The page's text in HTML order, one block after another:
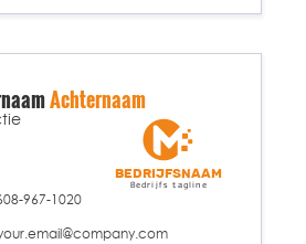
967-1020
Achternaam
Bedrijfsnaam
Bedrijfs tagline